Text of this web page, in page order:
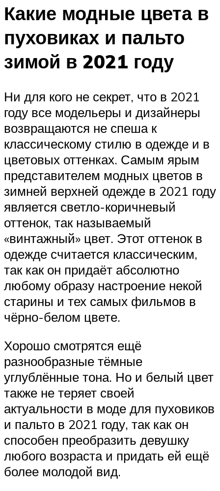
Какие модные цвета в
пуховиках и пальто
зимой в 2021 году
Ни для кого не секрет, что в 2021
году все модельеры и дизайнеры
возвращаются не спеша к
классическому стилю в одежде и в
цветовых оттенках. Самым ярым
представителем модных цветов в
зимней верхней одежде в 2021 году
является светло-коричневый
оттенок, так называемый
«винтажный» цвет. Этот оттенок в
одежде считается классическим,
так как он придаёт абсолютно
любому образу настроение некой
старины и тех самых фильмов в
чёрно-белом цвете.
Хорошо смотрятся ещё
разнообразные тёмные
углублённые тона. Но и белый цвет
также не теряет своей
актуальности в моде для пуховиков
и пальто в 2021 году, так как он
способен преобразить девушку
любого возраста и придать ей ещё
более молодой вид.